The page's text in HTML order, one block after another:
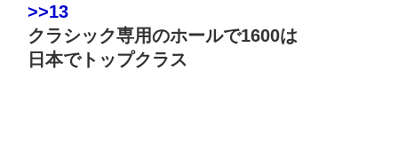
>>13
クラシック専用のホールで1600は
日本でトップクラス